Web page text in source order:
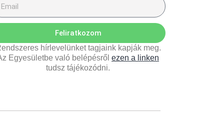
Feliratkozom
hírlevelünket tagjaink kapják meg.
Egyesületbe való belépésről ezen a linken
tudsz tájékozódni.